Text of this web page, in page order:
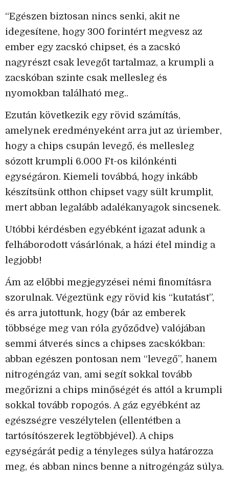
“Egészen biztosan nincs senki, akit ne
idegesítene, hogy 300 forintért megvesz az
ember egy zacskó chipset, és a zacskó
nagyrészt csak levegőt tartalmaz, a krumpli a
zacskóban szinte csak mellesleg és
nyomokban található meg..
Ezután következik egy rövid számítás,
amelynek eredményeként arra jut az úriember,
hogy a chips csupán levegő, és mellesleg
sózott krumpli 6.000 Ft-os kilónkénti
egységáron. Kiemeli továbbá, hogy inkább
készítsünk otthon chipset vagy sült krumplit,
mert abban legalább adalékanyagok sincsenek.
Utóbbi kérdésben egyébként igazat adunk a
felháborodott vásárlónak, a házi étel mindig a
legjobb!
Ám az előbbi megjegyzései némi finomításra
szorulnak. Végeztünk egy rövid kis “kutatást”,
és arra jutottunk, hogy (bár az emberek
többsége meg van róla győződve) valójában
semmi átverés sincs a chipses zacskókban:
abban egészen pontosan nem “levegő”, hanem
nitrogéngáz van, ami segít sokkal tovább
megőrizni a chips minőségét és attól a krumpli
sokkal tovább ropogós. A gáz egyébként az
egészségre veszélytelen (ellentétben a
tartósítószerek legtöbbjével). A chips
egységárát pedig a tényleges súlya határozza
meg, és abban nincs benne a nitrogéngáz súlya.